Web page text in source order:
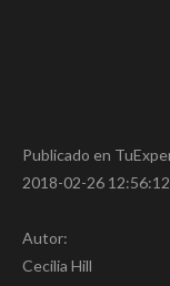
Publicado en
2018-02-26 12:56:12
Autor:
Cecilia Hill